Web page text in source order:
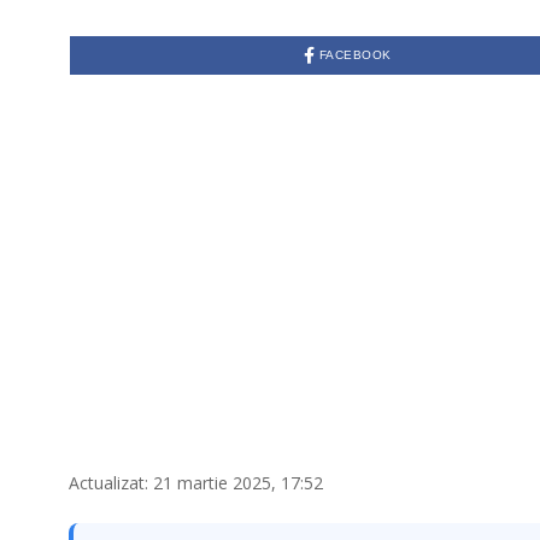
FACEBOOK
Actualizat: 21 martie 2025, 17:52